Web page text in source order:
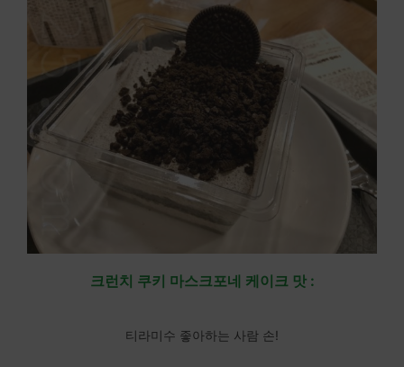
크런치 쿠키 마스크포네 케이크 맛 :
티라미수 좋아하는 사람 손!